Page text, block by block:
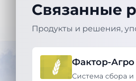
Связанные
Продукты и решения,
Фактор-Агро
Система сбора и